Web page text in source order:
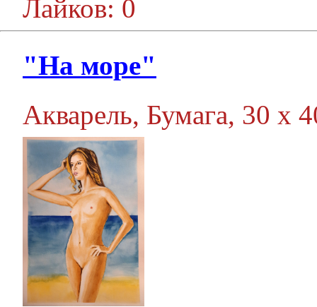
Лайков: 0
"На море"
Акварель, Бумага, 30 х